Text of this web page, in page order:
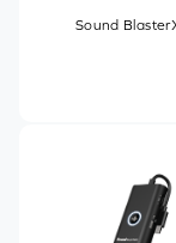
Sound